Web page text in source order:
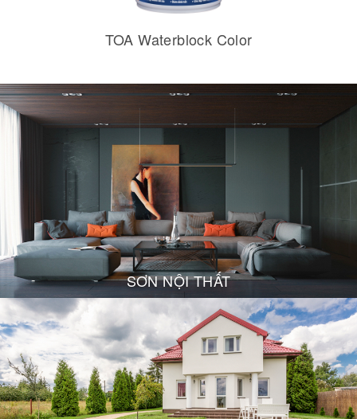
TOA Waterblock Color
SƠN NỘI THẤT